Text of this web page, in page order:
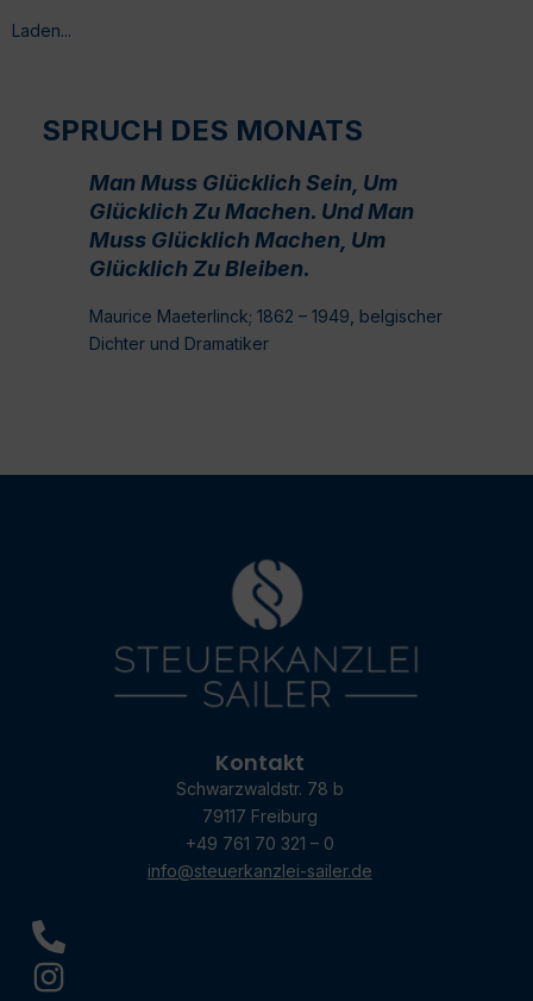
Laden...
SPRUCH DES MONATS
Man Muss Glücklich Sein, Um
Glücklich Zu Machen. Und Man
Muss Glücklich Machen, Um
Glücklich Zu Bleiben.
Maurice Maeterlinck; 1862 – 1949, belgischer
Dichter und Dramatiker
Kontakt
Schwarzwaldstr. 78 b
79117 Freiburg
+49 761 70 321 – 0
info@steuerkanzlei-sailer.de